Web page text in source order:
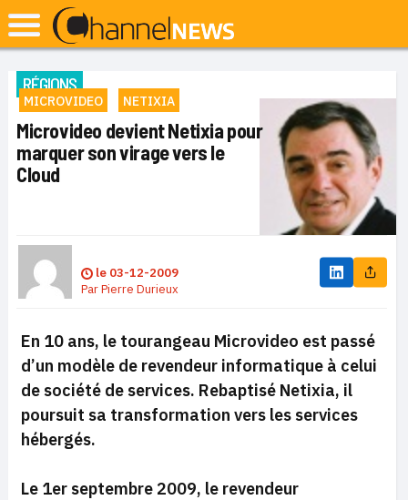
RÉGIONS
MICROVIDEO NETIXIA
Microvideo devient Netixia pour
marquer son virage vers le
Cloud
le 03-12-2009
ParPierre Durieux
En 10 ans, le tourangeau Microvideo est passé
d’un modèle de revendeur informatique à celui
de société de services. Rebaptisé Netixia, il
poursuit sa transformation vers les services
hébergés.
Le 1er septembre 2009, le revendeur